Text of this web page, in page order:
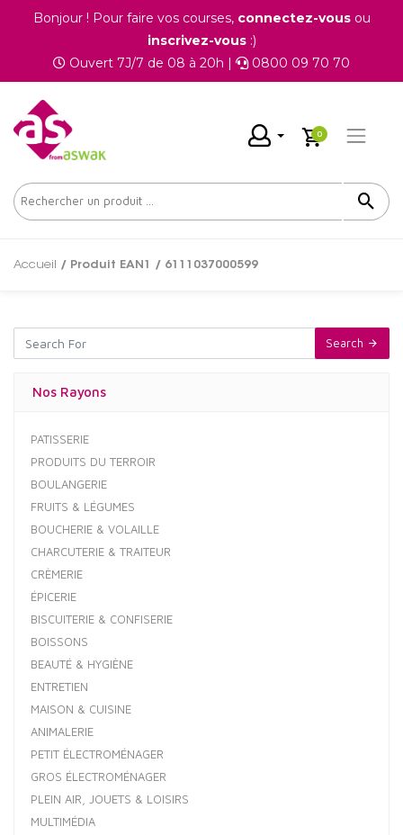
Bonjour ! Pour faire vos courses, connectez-vousou
inscrivez-vous:)
Ouvert 7J/7 de 08 à 20h |
0800 09 70 70
0
Accueil / Produit EAN1 / 6111037000599
Search
Nos Rayons
PATISSERIE
PRODUITS DU TERROIR
BOULANGERIE
FRUITS & LÉGUMES
BOUCHERIE & VOLAILLE
CHARCUTERIE & TRAITEUR
CRÈMERIE
ÉPICERIE
BISCUITERIE & CONFISERIE
BOISSONS
BEAUTÉ & HYGIÈNE
ENTRETIEN
MAISON & CUISINE
ANIMALERIE
PETIT ÉLECTROMÉNAGER
GROS ÉLECTROMÉNAGER
PLEIN AIR, JOUETS & LOISIRS
MULTIMÉDIA